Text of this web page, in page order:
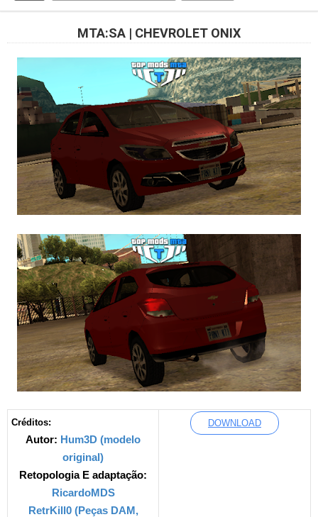
MTA:SA | CHEVROLET ONIX
Créditos:
Autor: Hum3D (modelo
original)
Retopologia E adaptação:
RicardoMDS
RetrKill0 (Peças DAM,
DOWNLOAD